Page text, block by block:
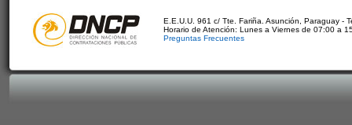
E.E.U.U. 961 c/ Tte. Fariña. Asunción, Paraguay -
Horario de Atención: Lunes a Viernes de 07:00 a
Preguntas Frecuentes